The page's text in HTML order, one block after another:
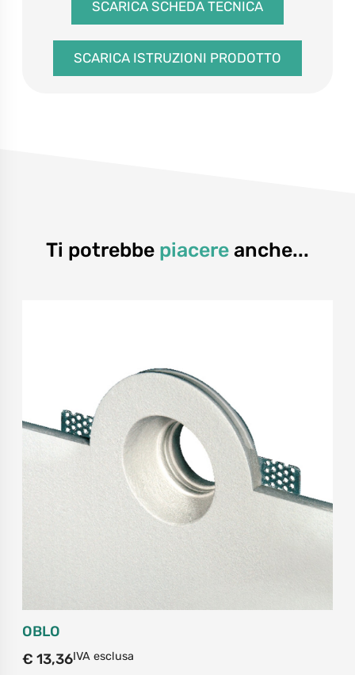
SCARICA SCHEDA TECNICA
SCARICA ISTRUZIONI PRODOTTO
Ti potrebbe piacere anche...
OBLO
€ 13,36IVA esclusa